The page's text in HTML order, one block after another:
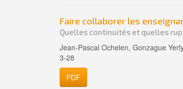
Faire collaborer les
Quelles continuités et quelles
Jean-Pascal Ochelen, Gonzague
3-28
PDF